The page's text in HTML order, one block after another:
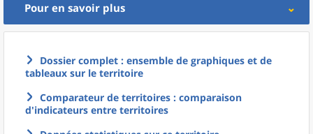
Pour en savoir plus
Dossier complet : ensemble de graphiques et de
tableaux sur le territoire
Comparateur de territoires : comparaison
d'indicateurs entre territoires